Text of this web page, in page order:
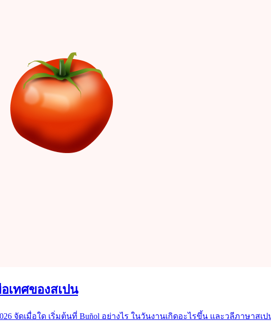
เทศของสเปน
จัดเมื่อใด เริ่มต้นที่ Buñol อย่างไร ในวันงานเกิดอะไรขึ้น และวลีภาษาสเ